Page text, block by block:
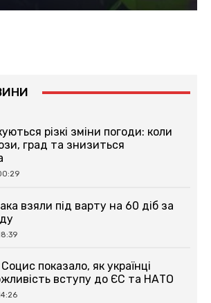
різкі зміни погоди: коли
град та знизиться
взяли під варту на 60 діб за
показало, як українці
вступу до ЄС та НАТО